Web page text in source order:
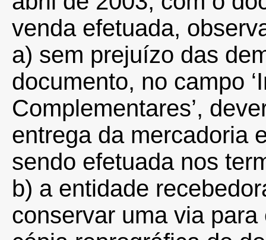
venda efetuada,
a) sem prejuízo das
documento, no campo
Complementares’,
entrega da mercadoria
sendo efetuada nos
b) a entidade
conservar uma via